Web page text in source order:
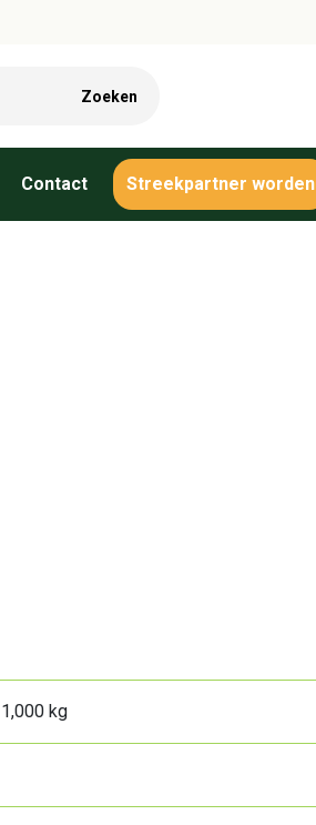
Zoeken
Contact Streekpartner worden
1,000 kg